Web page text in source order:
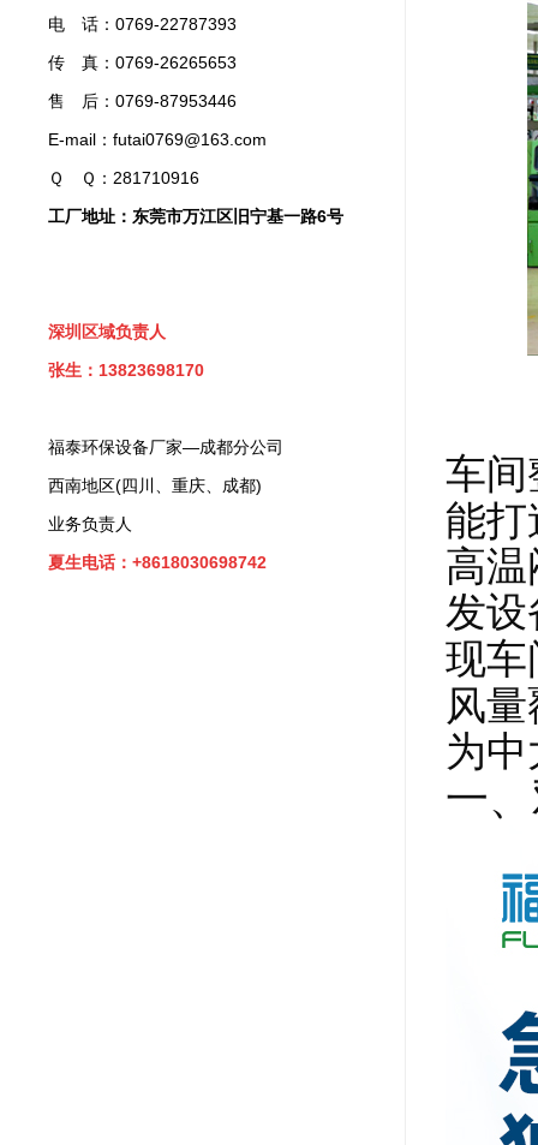
车
能打
高
发
现车
风
为
一
电 话：0769-22787393
传 真：0769-26265653
售 后：0769-87953446
E-mail：futai0769@163.com
Ｑ Ｑ：281710916
工厂地址：东莞市万江区旧宁基一路6号
深圳区域负责人
张生：13823698170
福泰环保设备厂家—成都分公司
西南地区(四川、重庆、成都)
业务负责人
夏生电话：+8618030698742